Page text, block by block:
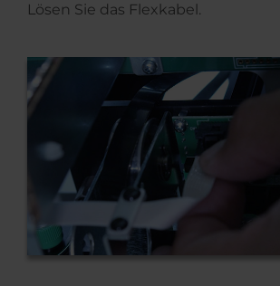
Lösen Sie das Flexkabel.